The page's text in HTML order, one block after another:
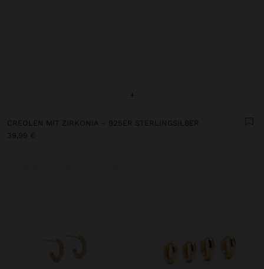
+
CREOLEN MIT ZIRKONIA – 925ER STERLINGSILBER
39,99 €